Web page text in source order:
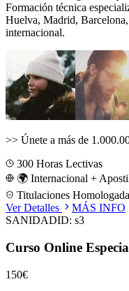
Formación técnica
Huelva, Madrid,
internacional.
>> Únete a más de
300 Horas Lectivas
🌍 Internacional +
Titulaciones
Ver Detalles
MÁS INFO
SANIDADID: s3
Curso Online
150€